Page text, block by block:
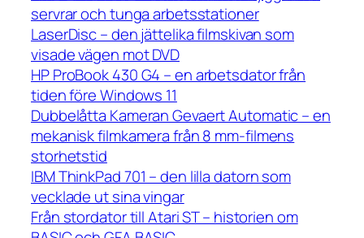
servrar och tunga arbetsstationer
LaserDisc – den jättelika filmskivan som
visade vägen mot DVD
HP ProBook 430 G4 – en arbetsdator från
tiden före Windows 11
Dubbelåtta Kameran Gevaert Automatic – en
mekanisk filmkamera från 8 mm-filmens
storhetstid
IBM ThinkPad 701 – den lilla datorn som
vecklade ut sina vingar
Från stordator till Atari ST – historien om